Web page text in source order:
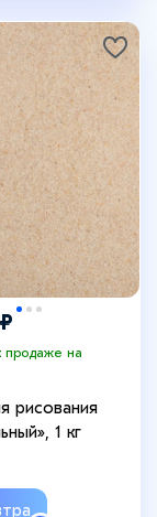
продаже на
рисования
1 кг